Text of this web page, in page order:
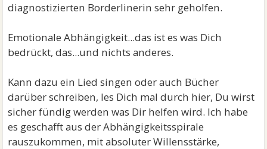
diagnostizierten Borderlinerin sehr geholfen.
Emotionale Abhängigkeit...das ist es was Dich
bedrückt, das...und nichts anderes.
Kann dazu ein Lied singen oder auch Bücher
darüber schreiben, les Dich mal durch hier, Du wirst
sicher fündig werden was Dir helfen wird. Ich habe
es geschafft aus der Abhängigkeitsspirale
rauszukommen, mit absoluter Willensstärke,